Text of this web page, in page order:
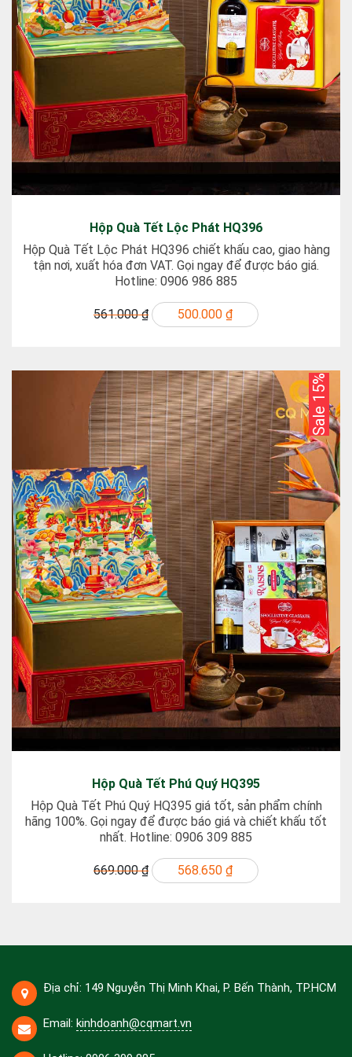
Hộp Quà Tết Lộc Phát HQ396
Hộp Quà Tết Lộc Phát HQ396 chiết khấu cao, giao hàng
tận nơi, xuất hóa đơn VAT. Gọi ngay để được báo giá.
Hotline: 0906 986 885
561.000 ₫ 500.000 ₫
Sale 15%
Hộp Quà Tết Phú Quý HQ395
Hộp Quà Tết Phú Quý HQ395 giá tốt, sản phẩm chính
hãng 100%. Gọi ngay để được báo giá và chiết khấu tốt
nhất. Hotline: 0906 309 885
669.000 ₫ 568.650 ₫
Địa chỉ: 149 Nguyễn Thị Minh Khai, P. Bến Thành, TP.HCM
Email: kinhdoanh@cqmart.vn